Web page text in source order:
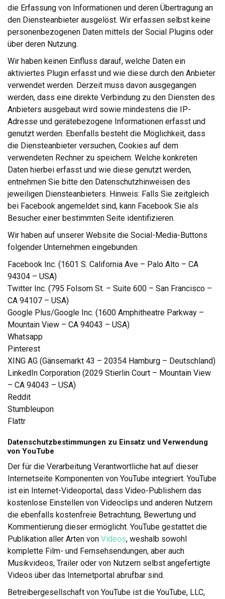
die Erfassung von Informationen und deren Übertragung an
den Diensteanbieter ausgelöst. Wir erfassen selbst keine
personenbezogenen Daten mittels der Social Plugins oder
über deren Nutzung.
Wir haben keinen Einfluss darauf, welche Daten ein
aktiviertes Plugin erfasst und wie diese durch den Anbieter
verwendet werden. Derzeit muss davon ausgegangen
werden, dass eine direkte Verbindung zu den Diensten des
Anbieters ausgebaut wird sowie mindestens die IP-
Adresse und gerätebezogene Informationen erfasst und
genutzt werden. Ebenfalls besteht die Möglichkeit, dass
die Diensteanbieter versuchen, Cookies auf dem
verwendeten Rechner zu speichern. Welche konkreten
Daten hierbei erfasst und wie diese genutzt werden,
entnehmen Sie bitte den Datenschutzhinweisen des
jeweiligen Diensteanbieters. Hinweis: Falls Sie zeitgleich
bei Facebook angemeldet sind, kann Facebook Sie als
Besucher einer bestimmten Seite identifizieren.
Wir haben auf unserer Website die Social-Media-Buttons
folgender Unternehmen eingebunden:
Facebook Inc. (1601 S. California Ave – Palo Alto – CA
94304 – USA)
Twitter Inc. (795 Folsom St. – Suite 600 – San Francisco –
CA 94107 – USA)
Google Plus/Google Inc. (1600 Amphitheatre Parkway –
Mountain View – CA 94043 – USA)
Whatsapp
Pinterest
XING AG (Gänsemarkt 43 – 20354 Hamburg – Deutschland)
LinkedIn Corporation (2029 Stierlin Court – Mountain View
– CA 94043 – USA)
Reddit
Stumbleupon
Flattr
Datenschutzbestimmungen zu Einsatz und Verwendung
von YouTube
Der für die Verarbeitung Verantwortliche hat auf dieser
Internetseite Komponenten von YouTube integriert. YouTube
ist ein Internet-Videoportal, dass Video-Publishern das
kostenlose Einstellen von Videoclips und anderen Nutzern
die ebenfalls kostenfreie Betrachtung, Bewertung und
Kommentierung dieser ermöglicht. YouTube gestattet die
Publikation aller Arten von Videos, weshalb sowohl
komplette Film- und Fernsehsendungen, aber auch
Musikvideos, Trailer oder von Nutzern selbst angefertigte
Videos über das Internetportal abrufbar sind.
Betreibergesellschaft von YouTube ist die YouTube, LLC,